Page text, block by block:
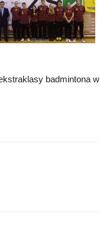
badmintona w